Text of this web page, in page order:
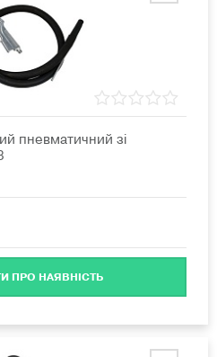
пневматичний зі
ПРО НАЯВНІСТЬ